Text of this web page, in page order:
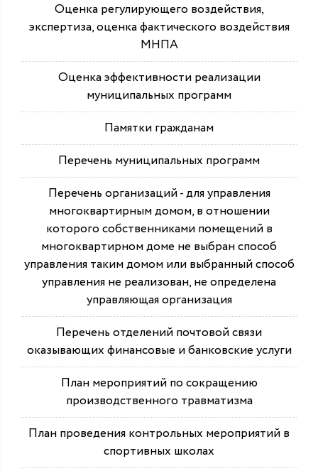
Оценка регулирующего воздействия,
экспертиза, оценка фактического воздействия
МНПА
Оценка эффективности реализации
муниципальных программ
Памятки гражданам
Перечень муниципальных программ
Перечень организаций - для управления
многоквартирным домом, в отношении
которого собственниками помещений в
многоквартирном доме не выбран способ
управления таким домом или выбранный способ
управления не реализован, не определена
управляющая организация
Перечень отделений почтовой связи
оказывающих финансовые и банковские услуги
План мероприятий по сокращению
производственного травматизма
План проведения контрольных мероприятий в
спортивных школах